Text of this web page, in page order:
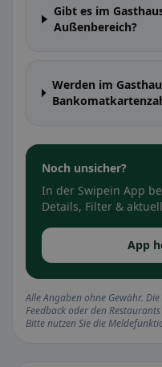
Gibt es im
Außenbereich?
Werden im
Noch unsicher?
In der Swipein App
Details, Filter &
App
Alle Angaben ohne Gewähr.
Feedback oder den
Bitte nutzen Sie die